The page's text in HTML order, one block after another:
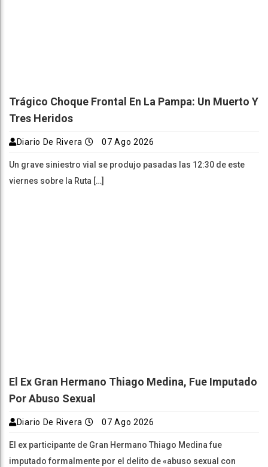
Trágico Choque Frontal En La Pampa: Un Muerto Y
Tres Heridos
Diario De Rivera 07 Ago 2026
Un grave siniestro vial se produjo pasadas las 12:30 de este
viernes sobre la Ruta […]
El Ex Gran Hermano Thiago Medina, Fue Imputado
Por Abuso Sexual
Diario De Rivera 07 Ago 2026
El ex participante de Gran Hermano Thiago Medina fue
imputado formalmente por el delito de «abuso sexual con